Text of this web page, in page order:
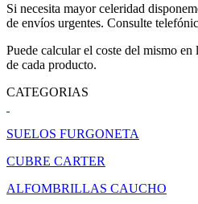
Si necesita mayor celeridad
de envíos urgentes. Consulte
Puede calcular el coste del mismo en
de cada producto.
CATEGORIAS
SUELOS FURGONETA
CUBRE CARTER
ALFOMBRILLAS CAUCHO